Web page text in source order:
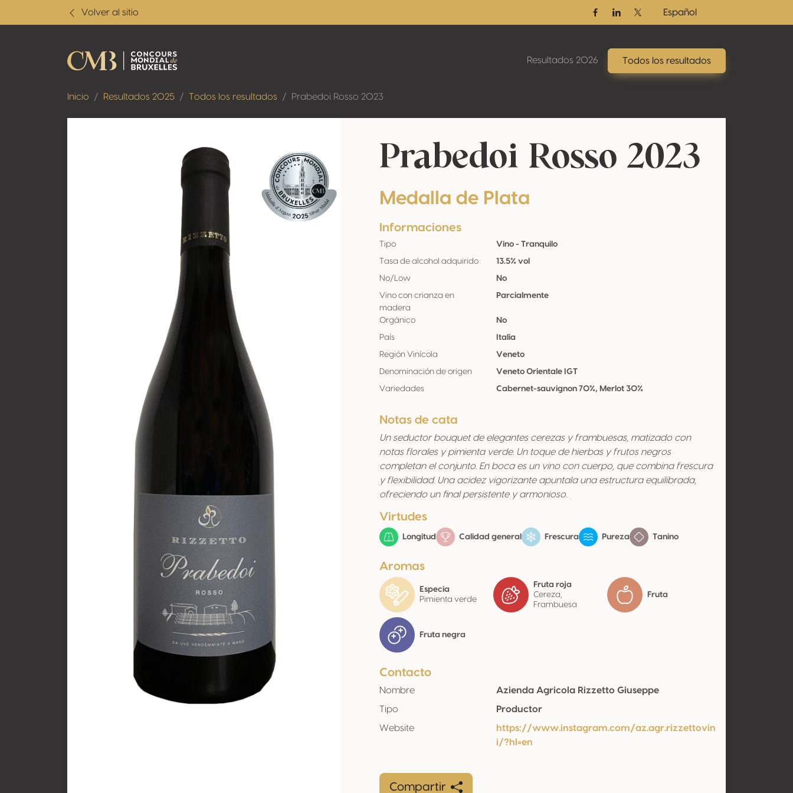
Volver al sitio
FacebookLinkedinTwitter / X
Español
Resultados 2026 Todos los resultados
Inicio Resultados 2025 Todos los resultados Prabedoi Rosso 2023
Prabedoi Rosso 2023
Medalla de Plata
Informaciones
Tipo Vino - Tranquilo
Tasa de alcohol adquirido 13.5% vol
No/Low No
Vino con crianza en
madera
Parcialmente
Orgánico No
País Italia
Región Vinícola Veneto
Denominación de origen Veneto Orientale IGT
Variedades Cabernet-sauvignon 70%, Merlot 30%
Notas de cata
Un seductor bouquet de elegantes cerezas y frambuesas, matizado con
notas florales y pimienta verde. Un toque de hierbas y frutos negros
completan el conjunto. En boca es un vino con cuerpo, que combina frescura
y flexibilidad. Una acidez vigorizante apuntala una estructura equilibrada,
ofreciendo un final persistente y armonioso.
Virtudes
Longitud Calidad general Frescura Pureza Tanino
Aromas
Especia
Pimienta verde
Fruta roja
Cereza,
Frambuesa
Fruta
Fruta negra
Contacto
Nombre
Azienda Agricola Rizzetto Giuseppe
Tipo
Productor
Website
https://www.instagram.com/az.agr.rizzettovin
i/?hl=en
Compartir